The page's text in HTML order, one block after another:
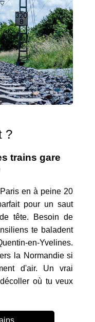
?
trains gare
en à peine 20
pour un saut
tête. Besoin de
te baladent
en-Yvelines.
la Normandie si
d'air. Un vrai
où tu veux